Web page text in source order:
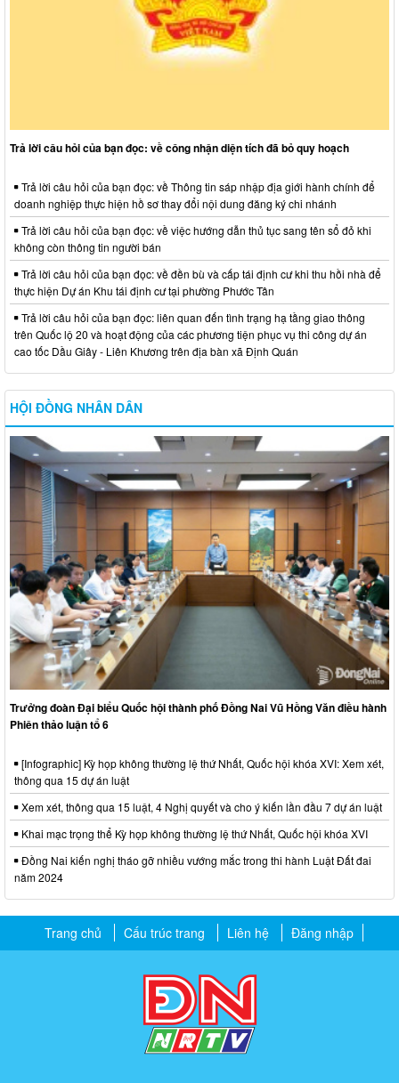
Trả lời câu hỏi của bạn đọc: về công nhận diện tích đã bỏ quy hoạch
Trả lời câu hỏi của bạn đọc: về Thông tin sáp nhập địa giới hành chính để
doanh nghiệp thực hiện hồ sơ thay đổi nội dung đăng ký chi nhánh
Trả lời câu hỏi của bạn đọc: về việc hướng dẫn thủ tục sang tên sổ đỏ khi
không còn thông tin người bán
Trả lời câu hỏi của bạn đọc: về đền bù và cấp tái định cư khi thu hồi nhà để
thực hiện Dự án Khu tái định cư tại phường Phước Tân
Trả lời câu hỏi của bạn đọc: liên quan đến tình trạng hạ tầng giao thông
trên Quốc lộ 20 và hoạt động của các phương tiện phục vụ thi công dự án
cao tốc Dầu Giây - Liên Khương trên địa bàn xã Định Quán
HỘI ĐỒNG NHÂN DÂN
Trưởng đoàn Đại biểu Quốc hội thành phố Đồng Nai Vũ Hồng Văn điều hành
Phiên thảo luận tổ 6
[Infographic] Kỳ họp không thường lệ thứ Nhất, Quốc hội khóa XVI: Xem xét,
thông qua 15 dự án luật
Xem xét, thông qua 15 luật, 4 Nghị quyết và cho ý kiến lần đầu 7 dự án luật
Khai mạc trọng thể Kỳ họp không thường lệ thứ Nhất, Quốc hội khóa XVI
Đồng Nai kiến nghị tháo gỡ nhiều vướng mắc trong thi hành Luật Đất đai
năm 2024
Trang chủ Cấu trúc trang Liên hệ Đăng nhập